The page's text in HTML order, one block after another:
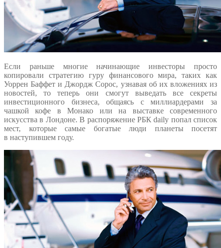
Если раньше многие начинающие инвесторы просто
копировали стратегию гуру финансового мира, таких как
Уоррен Баффет и Джордж Сорос, узнавая об их вложениях из
новостей, то теперь они смогут выведать все секреты
инвестиционного бизнеса, общаясь с миллиардерами за
чашкой кофе в Монако или на выставке современного
искусства в Лондоне. В распоряжение РБК daily попал список
мест, которые самые богатые люди планеты посетят
в наступившем году.